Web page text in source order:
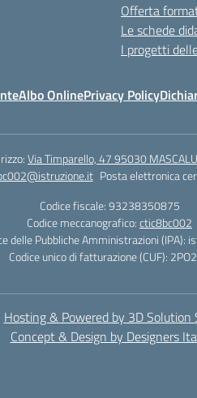
Offerta
Le schede
I progetti
Albo OnlinePrivacy Policy
Via Timparello, 47 95030
Posta elettronica
Codice fiscale: 93238350875
Codice meccanografico:ctic8bc002
delle Pubbliche Amministrazioni (IPA):
Codice unico di fatturazione (CUF):
Hosting & Powered by 3D Solution
Concept & Design by Designers